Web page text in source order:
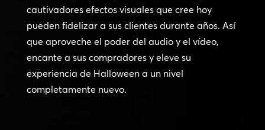
cautivadores efectos visuales que cree hoy
pueden fidelizar a sus clientes durante años. Así
que aproveche el poder del audio y el vídeo,
encante a sus compradores y eleve su
experiencia de Halloween a un nivel
completamente nuevo.